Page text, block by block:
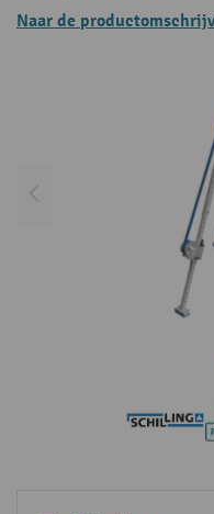
Naar de